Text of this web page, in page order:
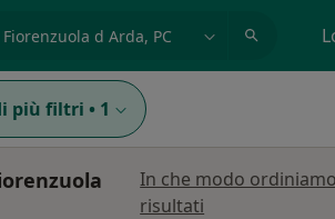
più filtri • 1
In che modo
risultati